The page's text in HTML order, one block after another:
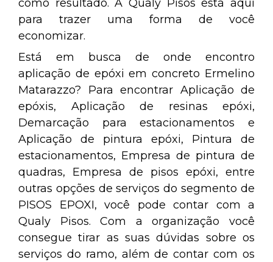
como resultado. A Qualy Pisos está aqui
para trazer uma forma de você
economizar.
Está em busca de onde encontro
aplicação de epóxi em concreto Ermelino
Matarazzo? Para encontrar Aplicação de
epóxis, Aplicação de resinas epóxi,
Demarcação para estacionamentos e
Aplicação de pintura epóxi, Pintura de
estacionamentos, Empresa de pintura de
quadras, Empresa de pisos epóxi, entre
outras opções de serviços do segmento de
PISOS EPOXI, você pode contar com a
Qualy Pisos. Com a organização você
consegue tirar as suas dúvidas sobre os
serviços do ramo, além de contar com os